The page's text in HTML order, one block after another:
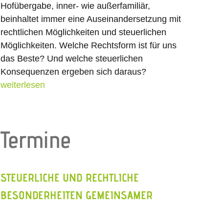
Hofübergabe, inner- wie außerfamiliär,
beinhaltet immer eine Auseinandersetzung mit
rechtlichen Möglichkeiten und steuerlichen
Möglichkeiten. Welche Rechtsform ist für uns
das Beste? Und welche steuerlichen
Konsequenzen ergeben sich daraus?
weiterlesen
Termine
STEUERLICHE UND RECHTLICHE
BESONDERHEITEN GEMEINSAMER